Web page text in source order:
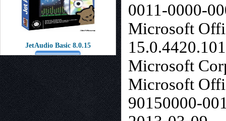
JetAudio Basic 8.0.15
0011-0000-
Microsoft
Microsoft
Microsoft
90150000-